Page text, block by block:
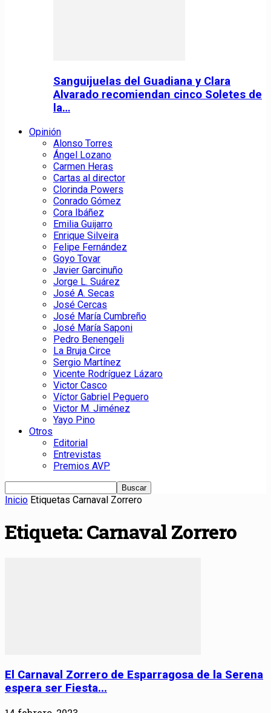
Sanguijuelas del Guadiana y Clara
Alvarado recomiendan cinco Soletes de
la…
Opinión
Alonso Torres
Ángel Lozano
Carmen Heras
Cartas al director
Clorinda Powers
Conrado Gómez
Cora Ibáñez
Emilia Guijarro
Enrique Silveira
Felipe Fernández
Goyo Tovar
Javier Garcinuño
Jorge L. Suárez
José A. Secas
José Cercas
José María Cumbreño
José María Saponi
Pedro Benengeli
La Bruja Circe
Sergio Martínez
Vicente Rodríguez Lázaro
Victor Casco
Víctor Gabriel Peguero
Victor M. Jiménez
Yayo Pino
Otros
Editorial
Entrevistas
Premios AVP
Inicio Etiquetas Carnaval Zorrero
Etiqueta: Carnaval Zorrero
El Carnaval Zorrero de Esparragosa de la Serena
espera ser Fiesta...